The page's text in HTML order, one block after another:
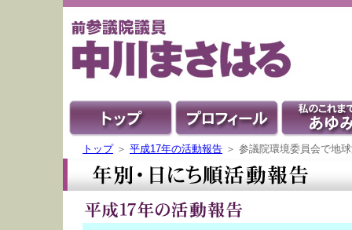
トップ＞ 平成17年の活動報告 ＞ 参議院環境委員会で地